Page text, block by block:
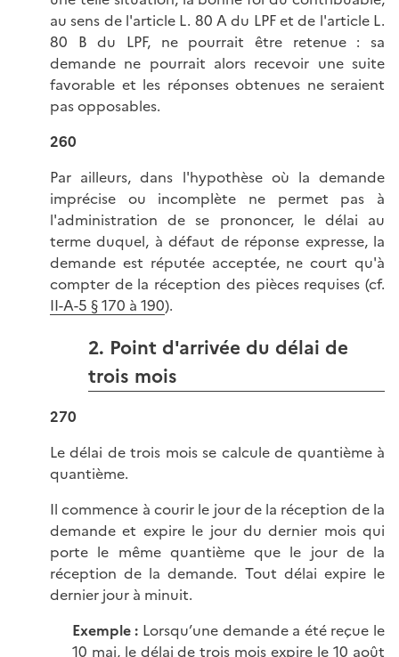
au sens de l'article L. 80 A du LPF et de l'article L.
80 B du LPF, ne pourrait être retenue : sa
demande ne pourrait alors recevoir une suite
favorable et les réponses obtenues ne seraient
pas opposables.
260
Par ailleurs, dans l'hypothèse où la demande
imprécise ou incomplète ne permet pas à
l'administration de se prononcer, le délai au
terme duquel, à défaut de réponse expresse, la
demande est réputée acceptée, ne court qu'à
compter de la réception des pièces requises (cf.
II-A-5 § 170 à 190).
2. Point d'arrivée du délai de
trois mois
270
Le délai de trois mois se calcule de quantième à
quantième.
Il commence à courir le jour de la réception de la
demande et expire le jour du dernier mois qui
porte le même quantième que le jour de la
réception de la demande. Tout délai expire le
dernier jour à minuit.
Exemple : Lorsqu’une demande a été reçue le
10 mai, le délai de trois mois expire le 10 août